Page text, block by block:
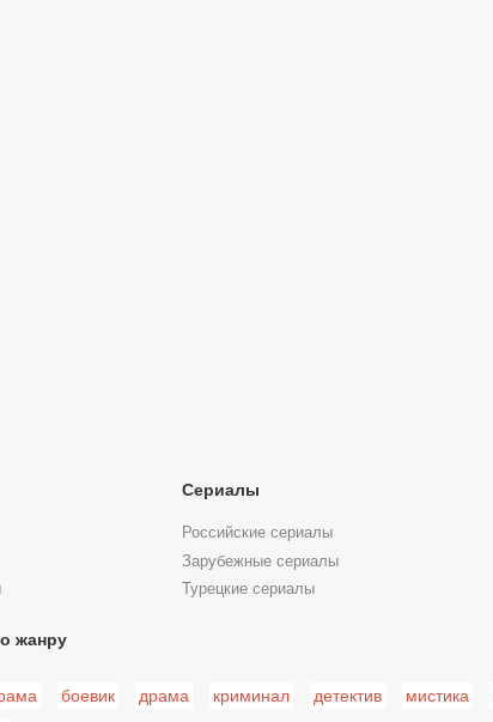
Сериалы
Российские сериалы
Зарубежные сериалы
Турецкие сериалы
жанру
боевик драма криминал детектив мистика